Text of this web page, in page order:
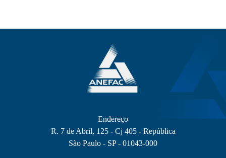
Endereço
R. 7 de Abril, 125 - Cj 405 - República
São Paulo - SP - 01043-000